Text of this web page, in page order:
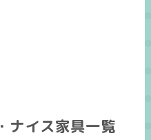
ナイス家具一覧